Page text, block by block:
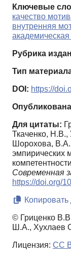
Ключевые
качество
внутренняя
Рубрика
Тип
DOI: https://
Опубликована
Для цитаты:
Ткаченко,
Шорохова,
эмпирических
Современная
https://doi.org/
© Гриценко
Ш.А., Хухлаев
Лицензия: CC